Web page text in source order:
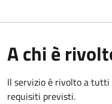
A chi è
Il servizio è rivolto a tutti
requisiti previsti.